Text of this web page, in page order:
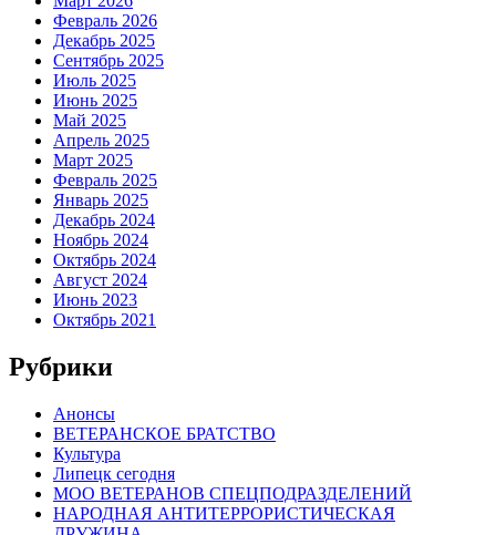
Февраль 2026
Декабрь 2025
Сентябрь 2025
Июль 2025
Июнь 2025
Май 2025
Апрель 2025
Март 2025
Февраль 2025
Январь 2025
Декабрь 2024
Ноябрь 2024
Октябрь 2024
Август 2024
Июнь 2023
Октябрь 2021
Рубрики
Анонсы
ВЕТЕРАНСКОЕ БРАТСТВО
Культура
Липецк сегодня
МОО ВЕТЕРАНОВ СПЕЦПОДРАЗДЕЛЕНИЙ
НАРОДНАЯ АНТИТЕРРОРИСТИЧЕСКАЯ